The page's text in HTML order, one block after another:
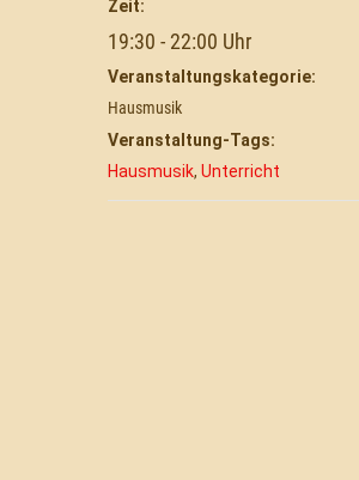
Zeit:
19:30 - 22:00
Veranstaltungskategorie:
Hausmusik
Veranstaltung-Tags:
Hausmusik, Unterricht